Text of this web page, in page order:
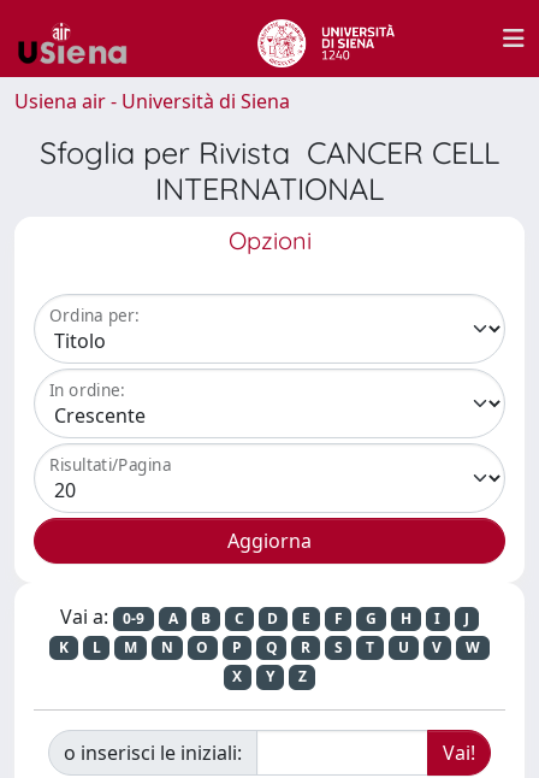
Usiena air - Università di Siena
Sfoglia per Rivista CANCER CELL
INTERNATIONAL
Opzioni
Ordina per:
In ordine:
Risultati/Pagina
Vai a: 0-9 A B C D E F G H I
J
K
L M N O P Q R S T U V
W
X
Y Z
o inserisci le iniziali: